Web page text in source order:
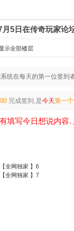
5日在传奇玩家论
示全部楼层
统在每天的第一位签到
完成签到,是今天第一
填写今日想说内容.
全网独家 】6
全网独家 】7